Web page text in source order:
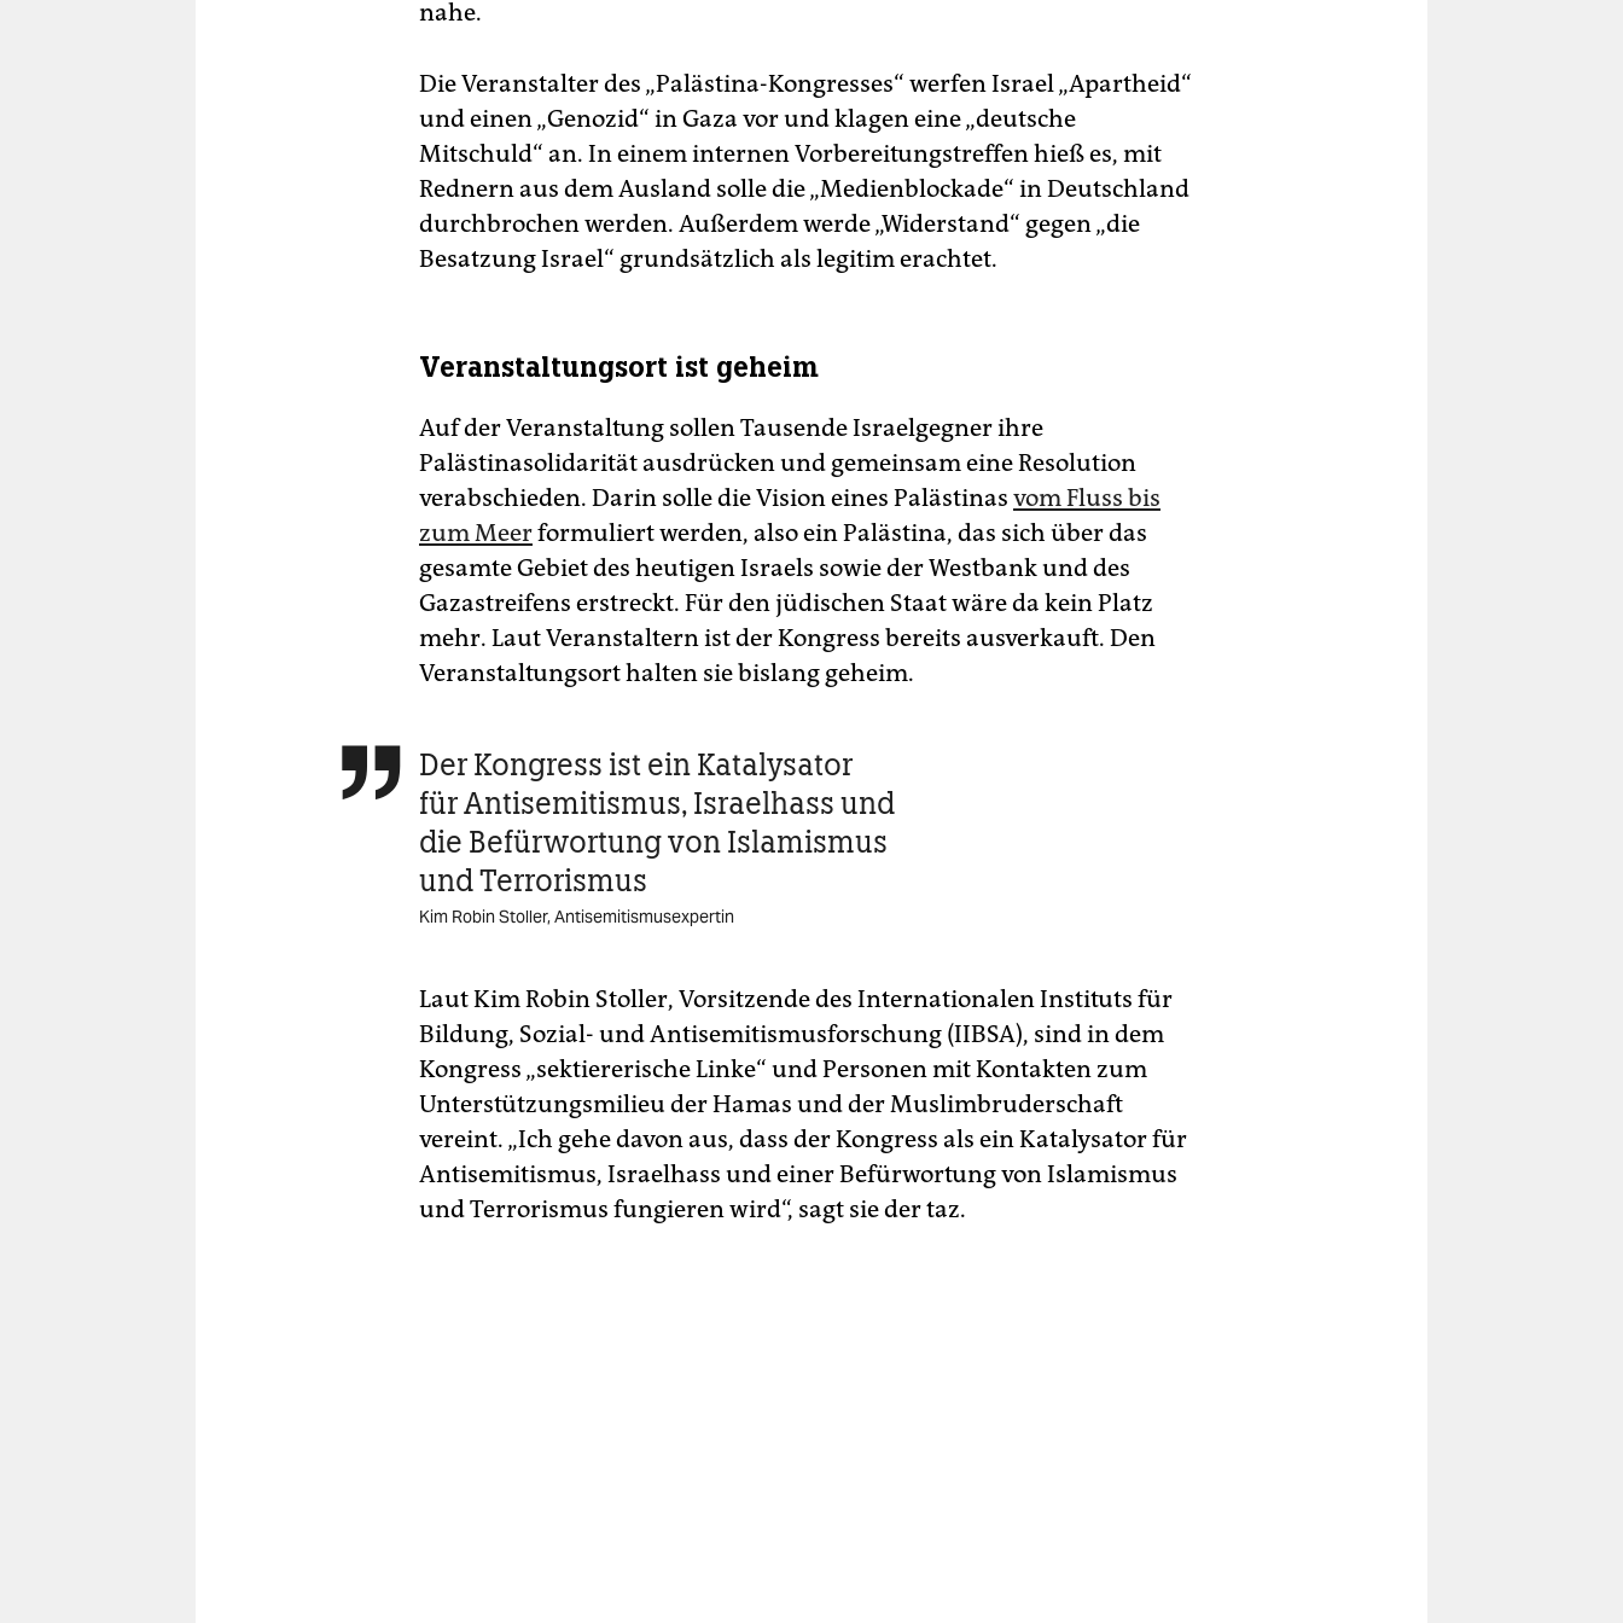
nahe.
Die Veranstalter des „Palästina-Kongresses“ werfen Israel „Apartheid“
und einen „Genozid“ in Gaza vor und klagen eine „deutsche
Mitschuld“ an. In einem internen Vorbereitungstreffen hieß es, mit
Rednern aus dem Ausland solle die „Medienblockade“ in Deutschland
durchbrochen werden. Außerdem werde „Widerstand“ gegen „die
Besatzung Israel“ grundsätzlich als legitim erachtet.
Veranstaltungsort ist geheim
Auf der Veranstaltung sollen Tausende Israelgegner ihre
Palästinasolidarität ausdrücken und gemeinsam eine Resolution
verabschieden. Darin solle die Vision eines Palästinas vom Fluss bis
zum Meerformuliert werden, also ein Palästina, das sich über das
gesamte Gebiet des heutigen Israels sowie der Westbank und des
Gazastreifens erstreckt. Für den jüdischen Staat wäre da kein Platz
mehr. Laut Veranstaltern ist der Kongress bereits ausverkauft. Den
Veranstaltungsort halten sie bislang geheim.
 Der Kongress ist ein Katalysator
für Antisemitismus, Israelhass und
die Befürwor­tung von Islamismus
und Terrorismus
Kim Robin Stoller, Antisemitismusexpertin
Laut Kim Robin Stoller, Vorsitzende des Internationalen Instituts für
Bildung, Sozial- und Antisemitismusforschung (IIBSA), sind in dem
Kongress „sektiererische Linke“ und Personen mit Kontakten zum
Unterstützungsmilieu der Hamas und der Muslimbruderschaft
vereint. „Ich gehe davon aus, dass der Kongress als ein Katalysator für
Antisemitismus, Israelhass und einer Befürwortung von Islamismus
und Terrorismus fungieren wird“, sagt sie der taz.